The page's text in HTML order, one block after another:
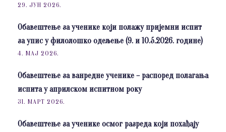
29. ЈУН 2026.
Обавештење за ученике који полажу пријемни испит
за упис у филолошко одељење (9. и 10.5.2026. године)
4. МАЈ 2026.
Обавештење за ванредне ученике – распоред полагања
испита у априлском испитном року
31. МАРТ 2026.
Обавештење за ученике осмог разреда који похађају